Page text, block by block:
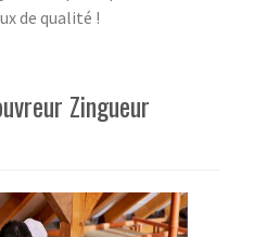
de qualité !
Zingueur